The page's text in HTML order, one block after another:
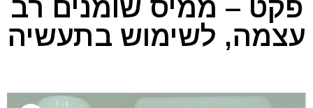
פקט – ממיס שומנים רב
עצמה, לשימוש בתעשיה